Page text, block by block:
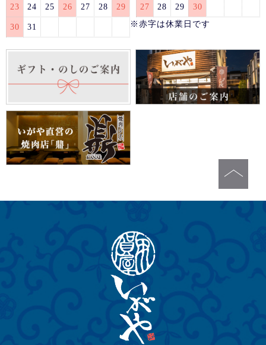
23 24 25 26 27 28 29
30 31
27 28 29
30
※赤字は休業日です